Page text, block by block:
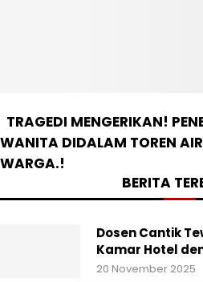
TRAGEDI MENGERIKAN!
WANITA DIDALAM TOREN
WARGA.!
BERITA
Dosen Cantik
Kamar Hotel
20 November 2025